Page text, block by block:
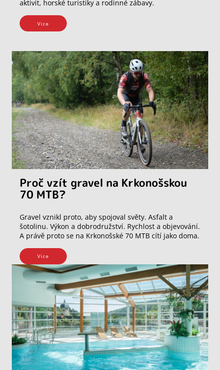
aktivit, horské turistiky a rodinné zábavy.
Vice
Proč vzít gravel na Krkonošskou
70 MTB?
Gravel vznikl proto, aby spojoval světy. Asfalt a
šotolinu. Výkon a dobrodružství. Rychlost a objevování.
A právě proto se na Krkonošské 70 MTB cítí jako doma.
Vice